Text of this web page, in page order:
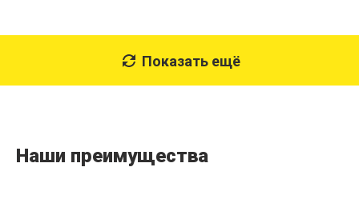
Показать ещё
Наши преимущества